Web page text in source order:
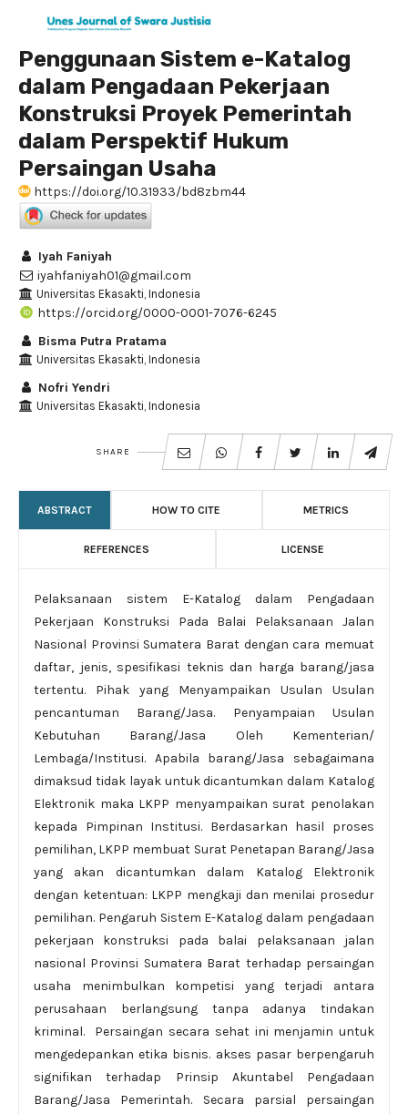
Penggunaan Sistem e-Katalog
dalam Pengadaan Pekerjaan
Konstruksi Proyek Pemerintah
dalam Perspektif Hukum
Persaingan Usaha
https://doi.org/10.31933/bd8zbm44
Iyah Faniyah
iyahfaniyah01@gmail.com
Universitas Ekasakti, Indonesia
https://orcid.org/0000-0001-7076-6245
Bisma Putra Pratama
Universitas Ekasakti, Indonesia
Nofri Yendri
Universitas Ekasakti, Indonesia
SHARE
ABSTRACT HOW TO CITE METRICS
REFERENCES LICENSE
Pelaksanaan sistem E-Katalog dalam Pengadaan
Pekerjaan Konstruksi Pada Balai Pelaksanaan Jalan
Nasional Provinsi Sumatera Barat dengan cara memuat
daftar, jenis, spesifikasi teknis dan harga barang/jasa
tertentu. Pihak yang Menyampaikan Usulan Usulan
pencantuman Barang/Jasa. Penyampaian Usulan
Kebutuhan Barang/Jasa Oleh Kementerian/
Lembaga/Institusi. Apabila barang/Jasa sebagaimana
dimaksud tidak layak untuk dicantumkan dalam Katalog
Elektronik maka LKPP menyampaikan surat penolakan
kepada Pimpinan Institusi. Berdasarkan hasil proses
pemilihan, LKPP membuat Surat Penetapan Barang/Jasa
yang akan dicantumkan dalam Katalog Elektronik
dengan ketentuan: LKPP mengkaji dan menilai prosedur
pemilihan. Pengaruh Sistem E-Katalog dalam pengadaan
pekerjaan konstruksi pada balai pelaksanaan jalan
nasional Provinsi Sumatera Barat terhadap persaingan
usaha menimbulkan kompetisi yang terjadi antara
perusahaan berlangsung tanpa adanya tindakan
kriminal. Persaingan secara sehat ini menjamin untuk
mengedepankan etika bisnis. akses pasar berpengaruh
signifikan terhadap Prinsip Akuntabel Pengadaan
Barang/Jasa Pemerintah. Secara parsial persaingan